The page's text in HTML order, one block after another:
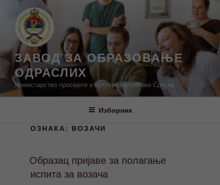
садржај
ЗАВОД ЗА ОБРАЗОВАЊЕ
ОДРАСЛИХ
Министарство просвјете и културе Републике Српске
Изборник
ОЗНАКА: ВОЗАЧИ
Образац пријаве за полагање
испита за возача